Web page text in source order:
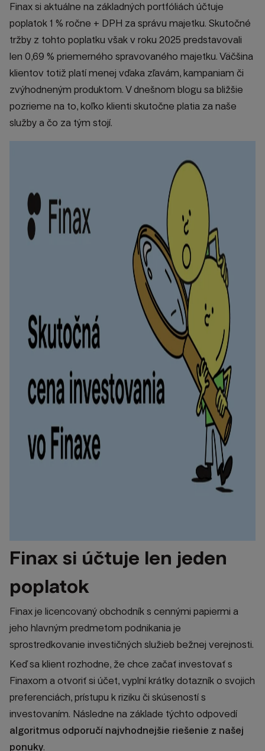
Finax si aktuálne na základných portfóliách účtuje
poplatok 1 % ročne + DPH za správu majetku. Skutočné
tržby z tohto poplatku však v roku 2025 predstavovali
len 0,69 % priemerného spravovaného majetku. Väčšina
klientov totiž platí menej vďaka zľavám, kampaniam či
zvýhodneným produktom. V dnešnom blogu sa bližšie
pozrieme na to, koľko klienti skutočne platia za naše
služby a čo za tým stojí.
Finax si účtuje len jeden
poplatok
Finax je licencovaný obchodník s cennými papiermi a
jeho hlavným predmetom podnikania je
sprostredkovanie investičných služieb bežnej verejnosti.
Keď sa klient rozhodne, že chce začať investovať s
Finaxom a otvoriť si účet, vyplní krátky dotazník o svojich
preferenciách, prístupu k riziku či skúseností s
investovaním. Následne na základe týchto odpovedí
algoritmus odporučí najvhodnejšie riešenie z našej
ponuky.